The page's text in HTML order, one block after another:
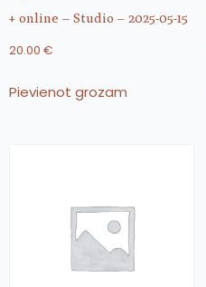
+ online – Studio – 2025-05-15
20.00 €
Pievienot grozam